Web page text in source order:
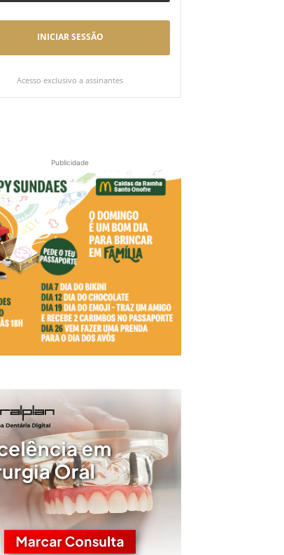
INICIAR SESSÃO
Acesso exclusivo a assinantes
Publicidade